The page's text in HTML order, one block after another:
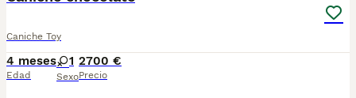
Caniche Toy
4 meses
Edad
1
Sexo
2700 €
Precio